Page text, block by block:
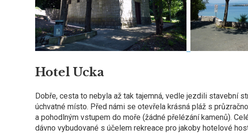
Hotel Ucka
Dobře, cesta to nebyla až tak tajemná, vedle jezdili stavební
úchvatné místo. Před námi se otevřela krásná pláž s
a pohodlným vstupem do moře (žádné přelézání kamenů).
dávno vybudované s účelem rekreace pro jakoby hotelové